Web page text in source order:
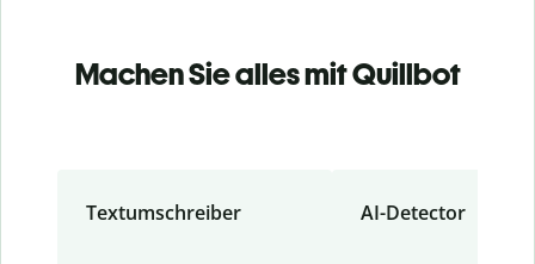
Machen Sie alles mit Quillbot
Textumschreiber AI-Detector